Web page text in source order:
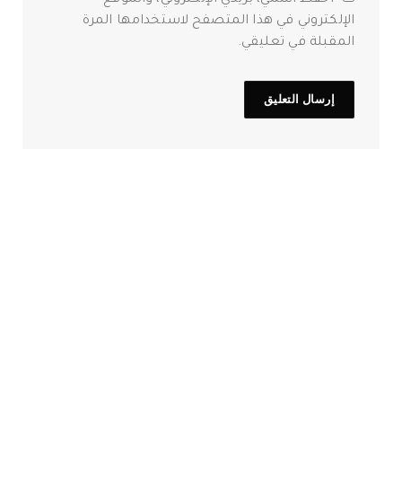
الإلكتروني في هذا المتصفح لاستخدامها المرة
المقبلة في تعليقي.